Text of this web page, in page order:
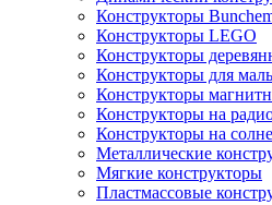
Конструкторы
Конструкторы LEGO
Конструкторы
Конструкторы для
Конструкторы
Конструкторы на
Конструкторы на
Металлические
Мягкие конструкторы
Пластмассовые